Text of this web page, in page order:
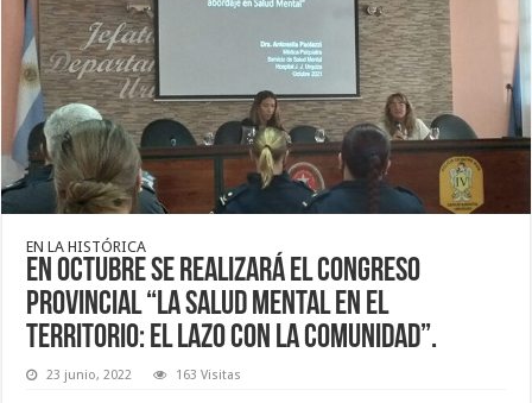
EN LA HISTÓRICA
En octubre se realizará el congreso
provincial “La Salud Mental en el
territorio: el lazo con la comunidad”.
23 junio, 2022 163 Visitas